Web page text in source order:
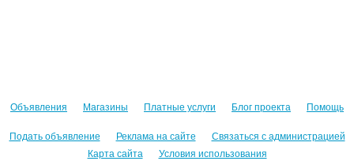
Объявления Магазины Платные услуги Блог проекта Помощь
Подать объявление Реклама на сайте
Связаться с администрацией
Карта сайта
Условия использования